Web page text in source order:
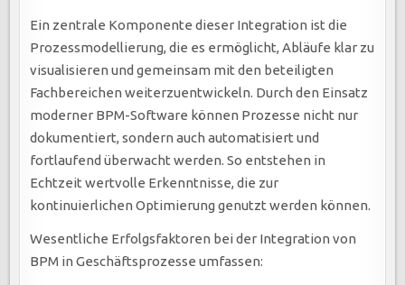
Ein zentrale Komponente dieser Integration ist die
Prozessmodellierung, die es ermöglicht, Abläufe klar zu
visualisieren und gemeinsam mit den beteiligten
Fachbereichen weiterzuentwickeln. Durch den Einsatz
moderner BPM-Software können Prozesse nicht nur
dokumentiert, sondern auch automatisiert und
fortlaufend überwacht werden. So entstehen in
Echtzeit wertvolle Erkenntnisse, die zur
kontinuierlichen Optimierung genutzt werden können.
Wesentliche Erfolgsfaktoren bei der Integration von
BPM in Geschäftsprozesse umfassen: